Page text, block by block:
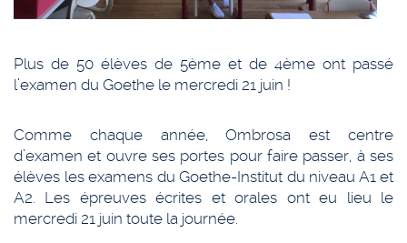
Plus de 50 élèves de 5ème et de 4ème ont passé
l’examen du Goethe le mercredi 21 juin !
Comme chaque année, Ombrosa est centre
d’examen et ouvre ses portes pour faire passer, à ses
élèves les examens du Goethe-Institut du niveau A1 et
A2. Les épreuves écrites et orales ont eu lieu le
mercredi 21 juin toute la journée.